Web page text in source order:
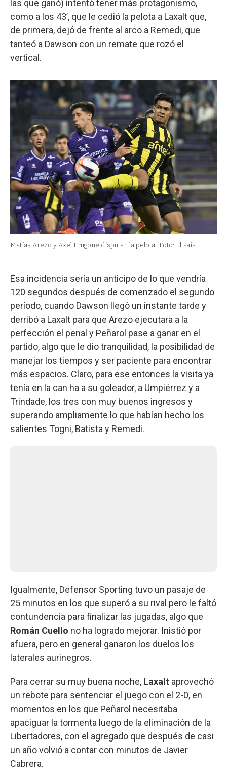
las que ganó) intentó tener más protagonismo,
como a los 43’, que le cedió la pelota a Laxalt que,
de primera, dejó de frente al arco a Remedi, que
tanteó a Dawson con un remate que rozó el
vertical.
Matías Arezo y Axel Frugone disputan la pelota. Foto: El País.
Esa incidencia sería un anticipo de lo que vendría
120 segundos después de comenzado el segundo
período, cuando Dawson llegó un instante tarde y
derribó a Laxalt para que Arezo ejecutara a la
perfección el penal y Peñarol pase a ganar en el
partido, algo que le dio tranquilidad, la posibilidad de
manejar los tiempos y ser paciente para encontrar
más espacios. Claro, para ese entonces la visita ya
tenía en la can ha a su goleador, a Umpiérrez y a
Trindade, los tres con muy buenos ingresos y
superando ampliamente lo que habían hecho los
salientes Togni, Batista y Remedi.
Igualmente, Defensor Sporting tuvo un pasaje de
25 minutos en los que superó a su rival pero le faltó
contundencia para finalizar las jugadas, algo que
Román Cuello no ha logrado mejorar. Inistió por
afuera, pero en general ganaron los duelos los
laterales aurinegros.
Para cerrar su muy buena noche, Laxalt aprovechó
un rebote para sentenciar el juego con el 2-0, en
momentos en los que Peñarol necesitaba
apaciguar la tormenta luego de la eliminación de la
Libertadores, con el agregado que después de casi
un año volvió a contar con minutos de Javier
Cabrera.